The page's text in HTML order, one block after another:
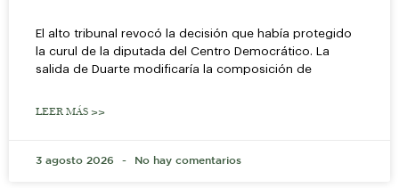
El alto tribunal revocó la decisión que había protegido
la curul de la diputada del Centro Democrático. La
salida de Duarte modificaría la composición de
LEER MÁS >>
3 agosto 2026 No hay comentarios